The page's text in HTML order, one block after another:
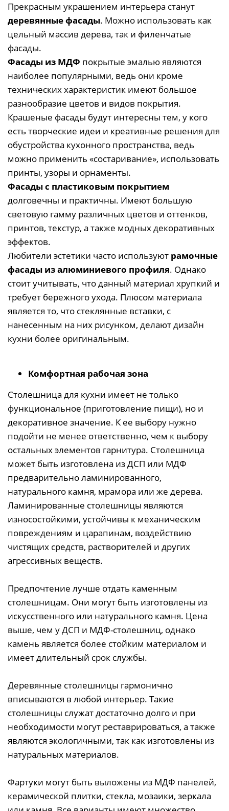
Прекрасным украшением интерьера станут
деревянные фасады. Можно использовать как
цельный массив дерева, так и филенчатые
фасады.
Фасады из МДФ покрытые эмалью являются
наиболее популярными, ведь они кроме
технических характеристик имеют большое
разнообразие цветов и видов покрытия.
Крашеные фасады будут интересны тем, у кого
есть творческие идеи и креативные решения для
обустройства кухонного пространства, ведь
можно применить «состаривание», использовать
принты, узоры и орнаменты.
Фасады с пластиковым покрытием
долговечны и практичны. Имеют большую
световую гамму различных цветов и оттенков,
принтов, текстур, а также модных декоративных
эффектов.
Любители эстетики часто используют рамочные
фасады из алюминиевого профиля. Однако
стоит учитывать, что данный материал хрупкий и
требует бережного ухода. Плюсом материала
является то, что стеклянные вставки, с
нанесенным на них рисунком, делают дизайн
кухни более оригинальным.
Комфортная рабочая зона
Столешница для кухни имеет не только
функциональное (приготовление пищи), но и
декоративное значение. К ее выбору нужно
подойти не менее ответственно, чем к выбору
остальных элементов гарнитура. Столешница
может быть изготовлена из ДСП или МДФ
предварительно ламинированного,
натурального камня, мрамора или же дерева.
Ламинированные столешницы являются
износостойкими, устойчивы к механическим
повреждениям и царапинам, воздействию
чистящих средств, растворителей и других
агрессивных веществ.
Предпочтение лучше отдать каменным
столешницам. Они могут быть изготовлены из
искусственного или натурального камня. Цена
выше, чем у ДСП и МДФ-столешниц, однако
камень является более стойким материалом и
имеет длительный срок службы.
Деревянные столешницы гармонично
вписываются в любой интерьер. Такие
столешницы служат достаточно долго и при
необходимости могут реставрироваться, а также
являются экологичными, так как изготовлены из
натуральных материалов.
Фартуки могут быть выложены из МДФ панелей,
керамической плитки, стекла, мозаики, зеркала